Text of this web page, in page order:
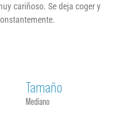
cariñoso. Se deja coger y
Tamaño
Mediano